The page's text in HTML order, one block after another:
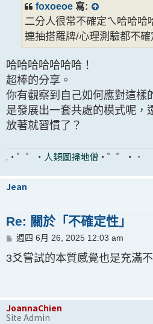
foxoeoe 寫:
二分人很常不確定ㄟ哈哈哈
連抽搭羅牌/心理測驗都不
哈哈哈哈哈哈哈！
超棒的分享。
你有觀察到自己如何應對這樣
是發展出一套共處的模式呢，
放著就習慣了？
.・゜゜・ 人類圖掃地僧 ・゜゜・．
Jean
Re: 關於「不確定性」
文
週四 6月 26, 2025 12:03 am
3爻嘗試的本質感覺也是充滿
JoannaChien
Site Admin